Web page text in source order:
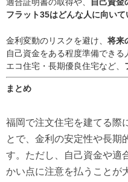
フラット35はどんな人に向いて
金利変動のリスクを避け、 将来
自己資金をある程度準備できる
エコ住宅・長期優良住宅など、
まとめ
福岡で注文住宅を建てる際
とで、金利の安定性や長期
す。ただし、自己資金や適
かい点に注意を払うことが